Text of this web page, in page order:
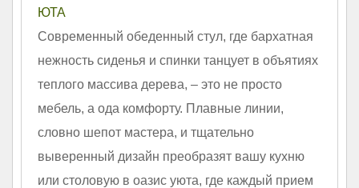
ЮТА
Современный обеденный стул, где бархатная
нежность сиденья и спинки танцует в объятиях
теплого массива дерева, – это не просто
мебель, а ода комфорту. Плавные линии,
словно шепот мастера, и тщательно
выверенный дизайн преобразят вашу кухню
или столовую в оазис уюта, где каждый прием